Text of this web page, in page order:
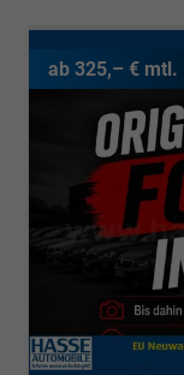
ab 325,– € mtl.